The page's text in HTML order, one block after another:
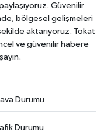
Güvenilir
bölgesel gelişmeleri
aktarıyoruz. Tokat
ve güvenilir habere
Durumu
Durumu